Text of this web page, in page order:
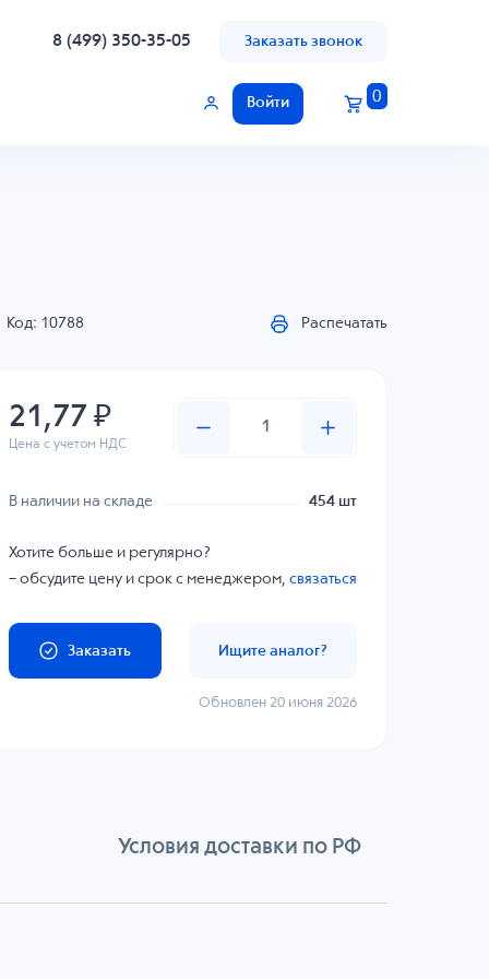
8 (499) 350-35-05 Заказать звонок
Войти 0
Код: 10788 Распечатать
21,77 ₽
Цена с учетом НДС
В наличии на складе 454 шт
Хотите больше и регулярно?
– обсудите цену и срок с менеджером,связаться
Заказать Ищите аналог?
Обновлен 20 июня 2026
Условия доставки по РФ